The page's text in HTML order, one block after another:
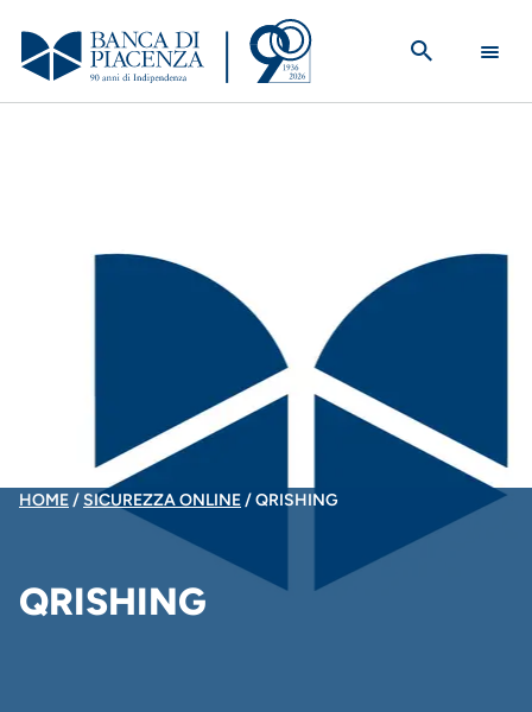
contenuto
principale
BRICIOLE
PANE
HOME SICUREZZA ONLINE QRISHING
QRISHING